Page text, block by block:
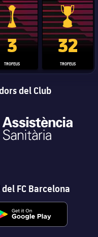
de Campions
Trofeu del Mundial de Clubs
3
TROFEUS
Copa del
32
TROFEUS
del Club
FC Barcelona